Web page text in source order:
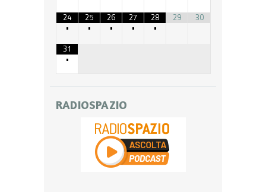
24
•
25
•
26
•
27
•
28
•
29 30
31
•
RADIOSPAZIO